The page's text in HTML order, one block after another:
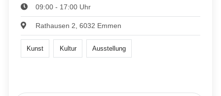
09:00 - 17:00 Uhr
Rathausen 2, 6032 Emmen
Kunst Kultur Ausstellung